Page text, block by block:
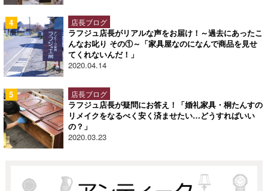
店長ブログ
ラフジュ店長がリアルな声をお届け！～過去にあったこ
んなお叱り その①～「家具屋なのになんで商品を見せ
てくれないんだ！」
2020.04.14
店長ブログ
ラフジュ店長が疑問にお答え！「婚礼家具・桐たんすの
リメイクをなるべく安く済ませたい…どうすればいい
の？」
2020.03.23